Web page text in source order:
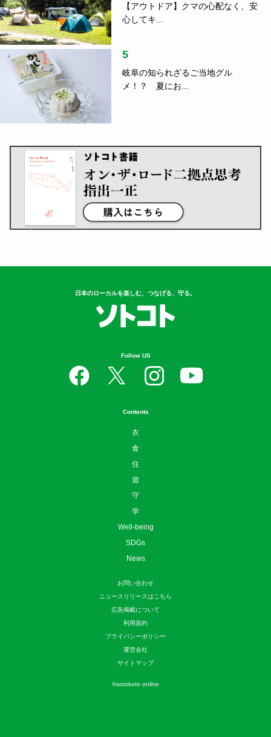
【アウトドア】クマの心配なく、安
心してキ...
5
岐阜の知られざるご当地グル
メ！？ 夏にお...
日本のローカルを楽しむ、つなげる、守る。
Follow US
Contents
衣
食
住
遊
守
学
Well-being
SDGs
News
お問い合わせ
ニュースリリースはこちら
広告掲載について
利用規約
プライバシーポリシー
運営会社
サイトマップ
©sotokoto online